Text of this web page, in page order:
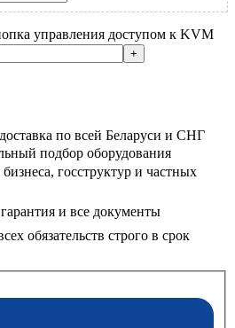
управления доступом к KVM
по всей Беларуси и СНГ
подбор оборудования
госструктур и частных
и все документы
обязательств строго в срок